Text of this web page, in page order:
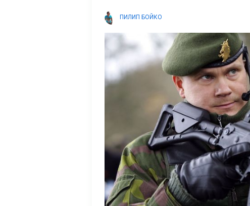
ПИЛИП БОЙКО